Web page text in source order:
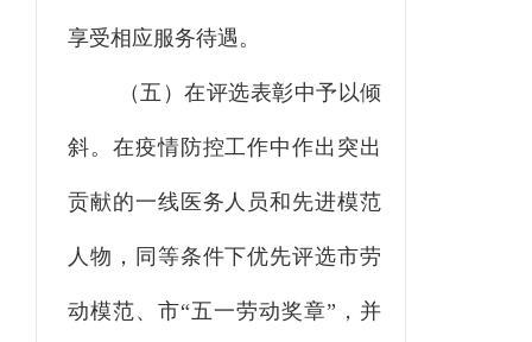
享受相应服务待遇。
（五）在评选表彰中予以倾
斜。 在疫情防控工作中作出突出
贡献的一线医务人员和先进模范
人物 ， 同等条件下优先评选市劳
动模范、市“五一劳动奖章” ， 并